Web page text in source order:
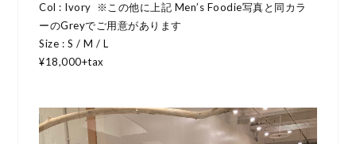
Col : Ivory
※この他に上記 Men’s Foodie写真と同カラ
ーのGreyでご用意があります
Size : S / M / L
¥18,000+tax